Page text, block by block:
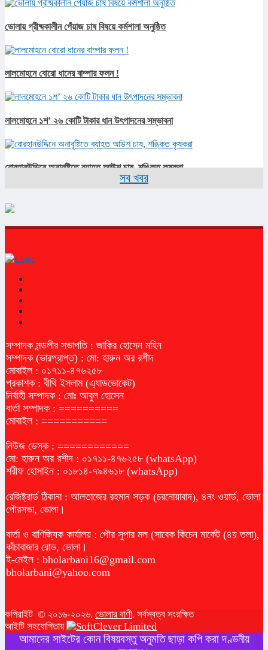
ভোলায় গ্রীষ্মকালীন পেঁয়াজ চাষ বিষয়ে কর্মশালা অনুষ্ঠিত
লালমোহনে বোরো ধানের বাম্পার ফলন !
লালমোহনে ১শ’ ২৬ কোটি টাকার ধান উৎপাদনের সম্ভাবনা
বোরহানউদ্দিনে অনাবৃষ্টিতে ব্যাহত আউশ চাষ, শঙ্কিত কৃষকরা
সব খবর
সম্পাদক মন্ডলীর সভাপতি : জাকির হোসেন মহিন
সম্পাদক (ভারপ্রাপ্ত) : মো: হারুন অর রশীদ
মোবাইল : ০১৭১১-৪৭৬২৫৮
প্রকাশক : বীথি ইসলাম (এ্যাডভোকেট)
নির্বাহী সম্পাদক : মোঃ আবুল হোসেন
বার্তা সম্পাদক : ==========
মোবাইল : ===========
নিউজ ডেস্ক : ============
মো: হারুন অর রশীদ : ০১৭১১-৪৭৬২৫৮ (whatsApp)
শরীফ হোসাইন : ০১৮১৪-৭৯৪৬১৮ (whatsApp)
রেজিষ্ট্রার্ড ঠিকানা : আলতাজের রহমান সড়ক (চরনোয়াবাদ), ৪নং ওয়ার্ড, ভোলা
পৌরসভা, ভোলা।
বার্তা ও বাণিজ্যিক কার্যালয় : পৌর সুপার মল (সাবেক কিচেন মার্কেট (৪য় তলা),
কাঁচাবাজার রোড, ভোলা।
ই-মেইল : bholarbani16@gmail.com
bholarbani@yahoo.com
কপিরাইট © ২০১৬-২০২৬. ভোলার বাণী. সর্বস্বত্ব সংরক্ষিত
আইটি সহযোগিতায়
আমাদের সাইটের কোন বিষয়বস্তু অনুমতি ছাড়া কপি করা দণ্ডনীয়